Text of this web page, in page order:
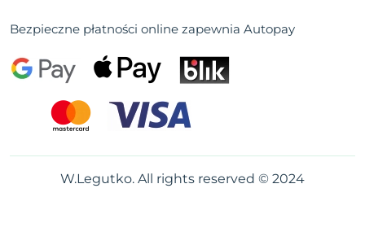
Bezpieczne płatności online zapewnia Autopay
W.Legutko. All rights reserved © 2024